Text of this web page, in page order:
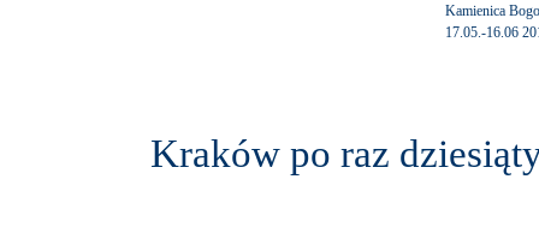
Kamienica
17.05.-16.06
Kraków po raz